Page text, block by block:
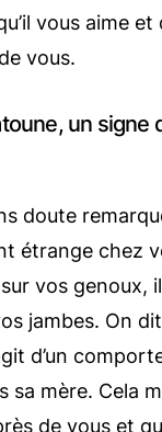
vous aime et
vous.
un signe
doute
étrange chez
vos genoux,
jambes. On dit
d’un
sa mère. Cela
de vous et